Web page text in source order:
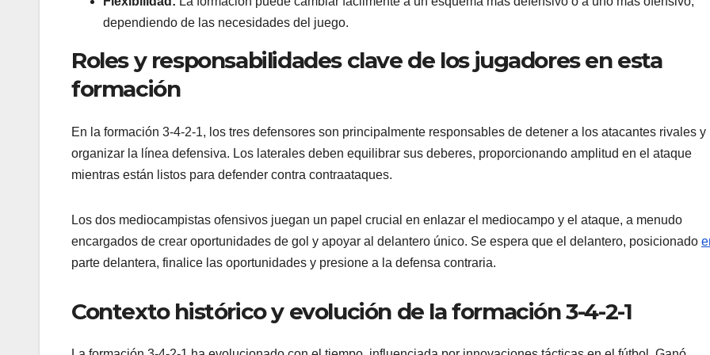
dependiendo de las necesidades del juego.
Roles y responsabilidades clave de los jugadores en esta
formación
En la formación 3-4-2-1, los tres defensores son principalmente responsables de detener a los atacantes rivales y
organizar la línea defensiva. Los laterales deben equilibrar sus deberes, proporcionando amplitud en el ataque
mientras están listos para defender contra contraataques.
Los dos mediocampistas ofensivos juegan un papel crucial en enlazar el mediocampo y el ataque, a menudo
encargados de crear oportunidades de gol y apoyar al delantero único. Se espera que el delantero, posicionado
parte delantera, finalice las oportunidades y presione a la defensa contraria.
Contexto histórico y evolución de la formación 3-4-2-1